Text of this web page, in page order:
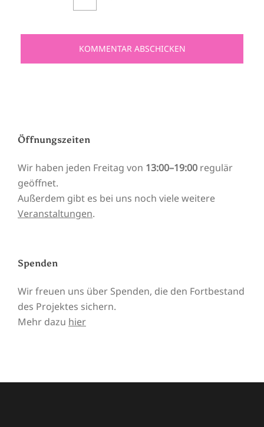
Öffnungszeiten
Wir haben jeden Freitag von 13:00–19:00 regulär
geöffnet.
Außerdem gibt es bei uns noch viele weitere
Veranstaltungen.
Spenden
Wir freuen uns über Spenden, die den Fortbestand
des Projektes sichern.
Mehr dazu hier